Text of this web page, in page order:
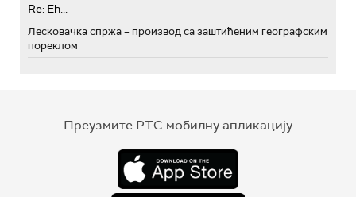
Re: Eh...
Лесковачка спржа – производ са заштићеним географским
пореклом
Преузмите РТС мобилну апликацију